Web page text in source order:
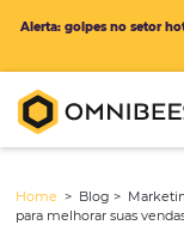
Alerta: golpes no